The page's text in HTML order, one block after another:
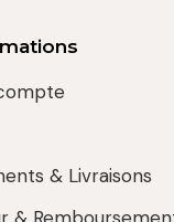
& Livraisons